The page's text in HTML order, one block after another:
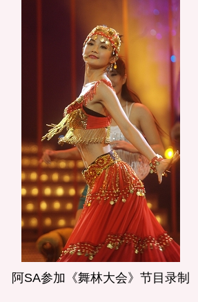
阿SA参加《舞林大会》节目录制